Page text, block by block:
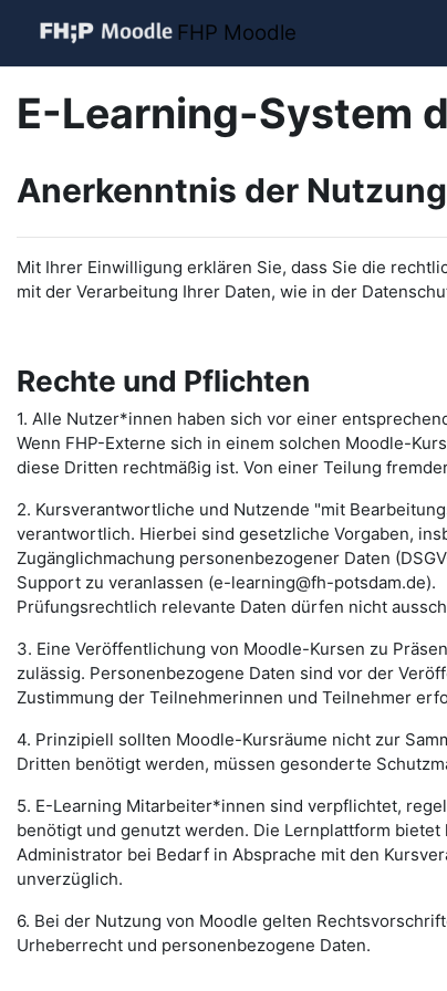
FHP Moodle
E-Learning-System
Anerkenntnis der
Mit Ihrer Einwilligung erklären Sie, dass Sie die
mit der Verarbeitung Ihrer Daten, wie in der
Rechte und Pflichten
1. Alle Nutzer*innen haben sich vor einer
Wenn FHP-Externe sich in einem solchen Moodle-
diese Dritten rechtmäßig ist. Von einer Teilung
2. Kursverantwortliche und Nutzende "mit
verantwortlich. Hierbei sind gesetzliche Vorgaben,
Zugänglichmachung personenbezogener Daten
Support zu veranlassen (e-learning@fh-potsdam.de).
Prüfungsrechtlich relevante Daten dürfen nicht
3. Eine Veröffentlichung von Moodle-Kursen zu
zulässig. Personenbezogene Daten sind vor der
Zustimmung der Teilnehmerinnen und Teilnehmer
4. Prinzipiell sollten Moodle-Kursräume nicht zur
Dritten benötigt werden, müssen gesonderte
5. E-Learning Mitarbeiter*innen sind verpflichtet,
benötigt und genutzt werden. Die Lernplattform
Administrator bei Bedarf in Absprache mit den
unverzüglich.
6. Bei der Nutzung von Moodle gelten
Urheberrecht und personenbezogene Daten.